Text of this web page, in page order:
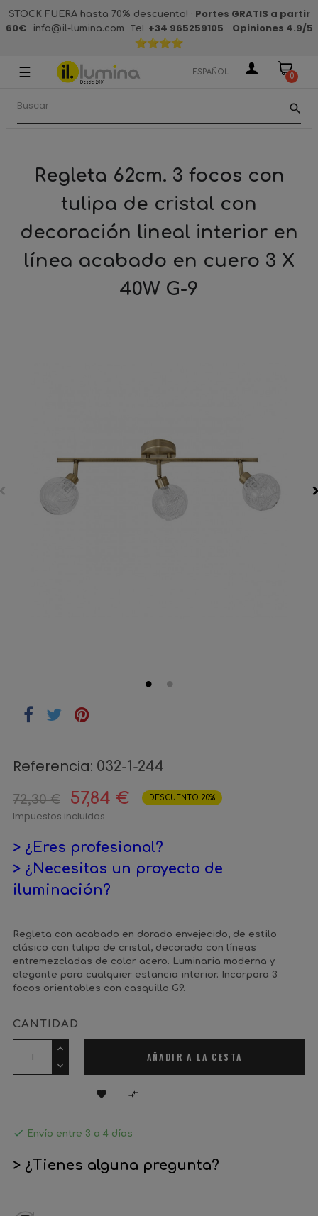
STOCK FUERA hasta 70% descuento! · Portes GRATIS a partir
60€· info@il-lumina.com · Tel. +34 965259105 · Opiniones 4.9/5
Navegación
palanca
☰ ESPAÑOL 0
search
Regleta 62cm. 3 focos con
tulipa de cristal con
decoración lineal interior en
línea acabado en cuero 3 X
40W G-9
Referencia: 032-1-244
72,30 € 57,84 € DESCUENTO 20%
Impuestos incluidos
> ¿Eres profesional?
> ¿Necesitas un proyecto de
iluminación?
Regleta con acabado en dorado envejecido, de estilo
clásico con tulipa de cristal, decorada con líneas
entremezcladas de color acero. Luminaria moderna y
elegante para cualquier estancia interior. Incorpora 3
focos orientables con casquillo G9.
CANTIDAD
AÑADIR A LA CESTA
 
 Envío entre 3 a 4 días
> ¿Tienes alguna pregunta?